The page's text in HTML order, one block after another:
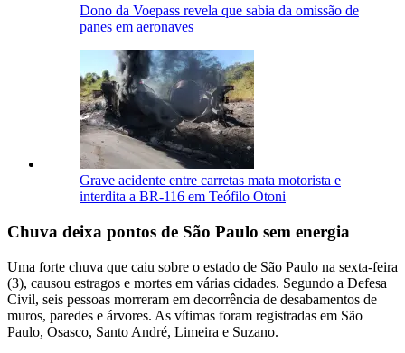
Dono da Voepass revela que sabia da omissão de
panes em aeronaves
Grave acidente entre carretas mata motorista e
interdita a BR-116 em Teófilo Otoni
Chuva deixa pontos de São Paulo sem energia
Uma forte chuva que caiu sobre o estado de São Paulo na sexta-feira
(3), causou estragos e mortes em várias cidades. Segundo a Defesa
Civil, seis pessoas morreram em decorrência de desabamentos de
muros, paredes e árvores. As vítimas foram registradas em São
Paulo, Osasco, Santo André, Limeira e Suzano.